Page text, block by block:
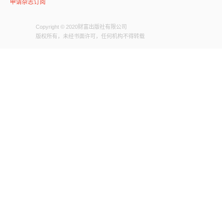
申请杂志订阅
Copyright © 2020财富出版社有限公司
版权所有，未经书面许可，任何机构不得转载